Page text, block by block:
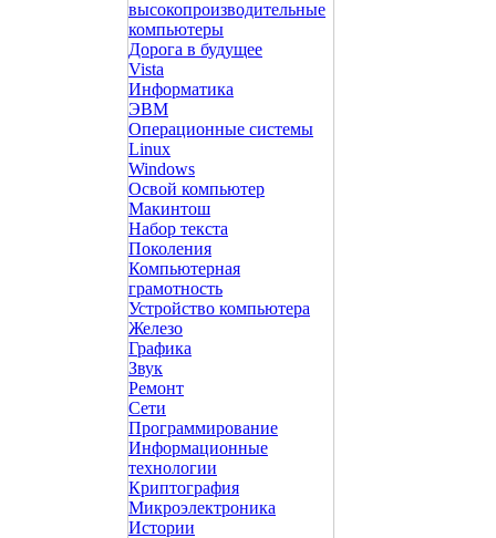
высокопроизводительные
компьютеры
Дорога в будущее
Vista
Инфоpматика
ЭВМ
Операционные системы
Linux
Windows
Освой компьютер
Макинтош
Набор текста
Поколения
Компьютерная
грамотность
Устройство компьютера
Железо
Графика
Звук
Ремонт
Сети
Программирование
Информационные
технологии
Криптография
Микроэлектроника
Истории